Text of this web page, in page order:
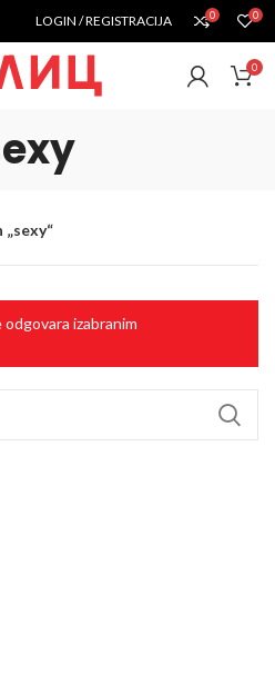
LOGIN / REGISTRACIJA 0 0
0
izabranim